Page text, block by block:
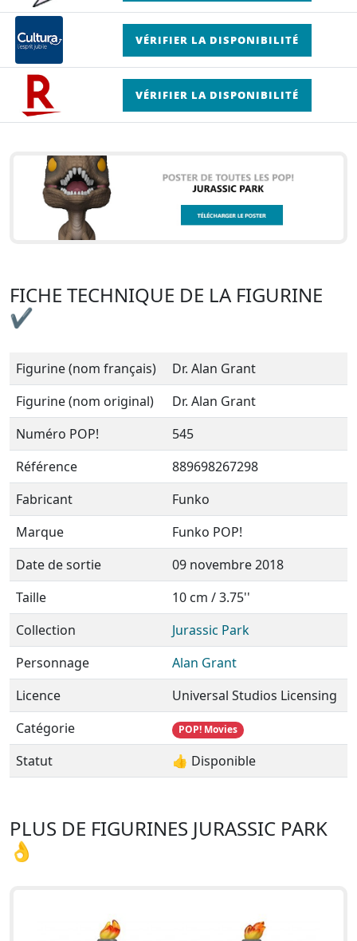
VÉRIFIER LA DISPONIBILITÉ
VÉRIFIER LA DISPONIBILITÉ
FICHE TECHNIQUE DE LA FIGURINE
✔
Figurine (nom français)
Dr. Alan Grant
Figurine (nom original)
Dr. Alan Grant
Numéro POP!
545
Référence
889698267298
Fabricant
Funko
Marque
Funko POP!
Date de sortie
09 novembre 2018
Taille
10 cm / 3.75''
Collection
Jurassic Park
Personnage
Alan Grant
Licence
Universal Studios Licensing
Catégorie
POP! Movies
Statut 👍 Disponible
PLUS DE FIGURINES JURASSIC PARK
👌